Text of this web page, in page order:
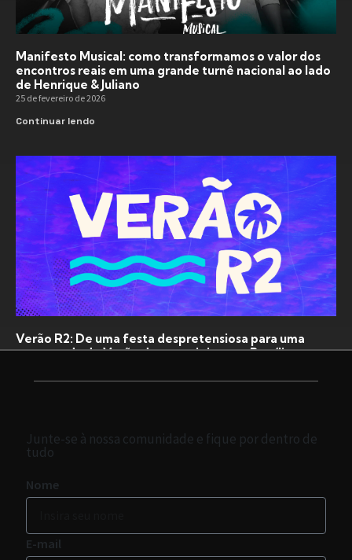
Manifesto Musical: como transformamos o valor dos
encontros reais em uma grande turnê nacional ao lado
de Henrique & Juliano
25 de fevereiro de 2026
Continuar lendo
Verão R2: De uma festa despretensiosa para uma
temporada de Verão do nosso jeito, em Brasília
Junte-se à nossa comunidade e fique por dentro de
tudo
Nome
E-mail